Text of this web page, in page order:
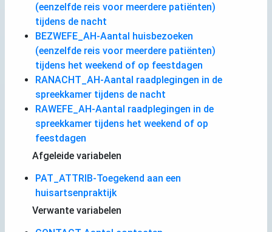
(eenzelfde reis voor meerdere patiënten)
tijdens de nacht
BEZWEFE_AH-Aantal huisbezoeken
(eenzelfde reis voor meerdere patiënten)
tijdens het weekend of op feestdagen
RANACHT_AH-Aantal raadplegingen in de
spreekkamer tijdens de nacht
RAWEFE_AH-Aantal raadplegingen in de
spreekkamer tijdens het weekend of op
feestdagen
Afgeleide variabelen
PAT_ATTRIB-Toegekend aan een
huisartsenpraktijk
Verwante variabelen